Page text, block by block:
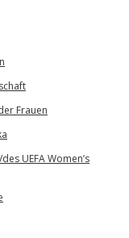
Frauen
UEFA Women’s